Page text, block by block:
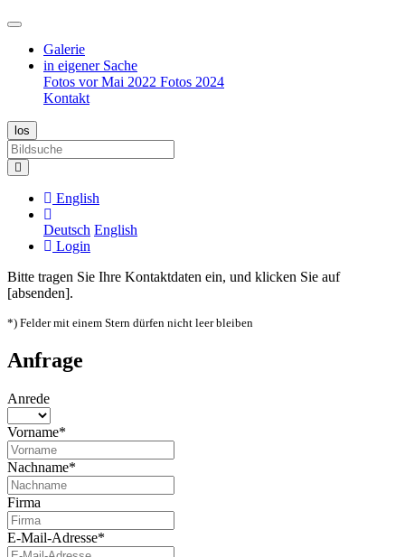
Galerie
in eigener Sache
Fotos vor Mai 2022 Fotos 2024
Kontakt
English
Deutsch English
Login
Bitte tragen Sie Ihre Kontaktdaten ein, und klicken Sie auf
[absenden].
*) Felder mit einem Stern dürfen nicht leer bleiben
Anfrage
Anrede
Vorname*
Nachname*
Firma
E-Mail-Adresse*